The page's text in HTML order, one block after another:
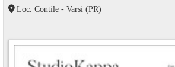
Loc. Contile - Varsi (PR)